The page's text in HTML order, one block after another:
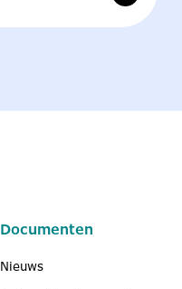
Documenten
Nieuws